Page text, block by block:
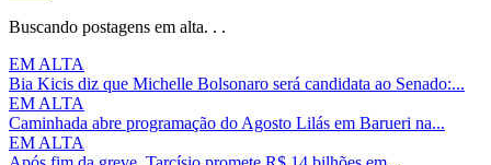
Buscando postagens em alta. . .
EM ALTA
Bia Kicis diz que Michelle Bolsonaro será candidata ao Senado:...
EM ALTA
Caminhada abre programação do Agosto Lilás em Barueri na...
EM ALTA